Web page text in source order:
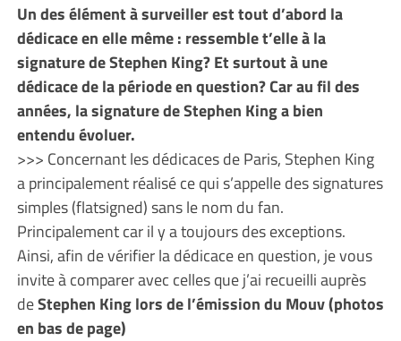
Un des élément à surveiller est tout d’abord la
dédicace en elle même : ressemble t’elle à la
signature de Stephen King? Et surtout à une
dédicace de la période en question? Car au fil des
années, la signature de Stephen King a bien
entendu évoluer.
>>> Concernant les dédicaces de Paris, Stephen King
a principalement réalisé ce qui s’appelle des signatures
simples (flatsigned) sans le nom du fan.
Principalement car il y a toujours des exceptions.
Ainsi, afin de vérifier la dédicace en question, je vous
invite à comparer avec celles que j’ai recueilli auprès
deStephen King lors de l’émission du Mouv (photos
en bas de page)